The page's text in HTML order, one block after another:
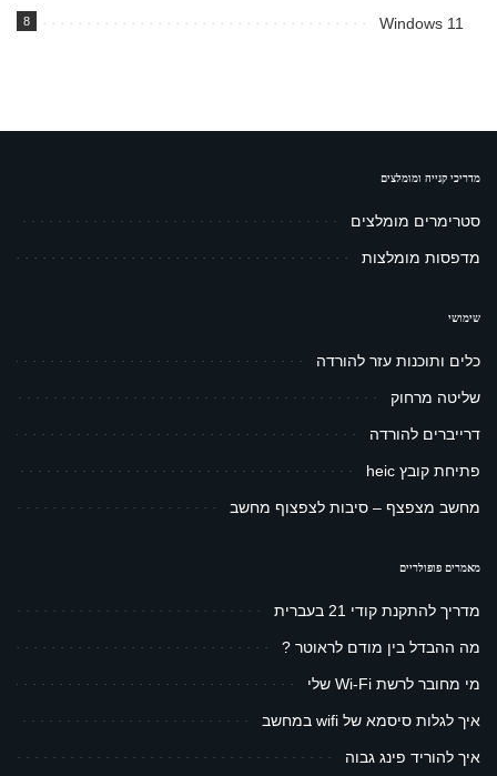
Windows 11
8
מדריכי קנייה ומומלצים
סטרימרים מומלצים
מדפסות מומלצות
שימושי
כלים ותוכנות עזר להורדה
שליטה מרחוק
דרייברים להורדה
פתיחת קובץ heic
מחשב מצפצף – סיבות לצפצוף מחשב
מאמרים פופולריים
מדריך להתקנת קודי 21 בעברית
מה ההבדל בין מודם לראוטר ?
מי מחובר לרשת Wi-Fi שלי
איך לגלות סיסמא של wifi במחשב
איך להוריד פינג גבוה